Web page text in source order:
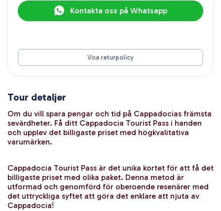
Kontakta oss på Whatsapp
Visa returpolicy
Tour detaljer
Om du vill spara pengar och tid på Cappadocias främsta
sevärdheter. Få ditt Cappadocia Tourist Pass i handen
och upplev det billigaste priset med högkvalitativa
varumärken.
Cappadocia Tourist Pass är det unika kortet för att få det
billigaste priset med olika paket. Denna metod är
utformad och genomförd för oberoende resenärer med
det uttryckliga syftet att göra det enklare att njuta av
Cappadocia!